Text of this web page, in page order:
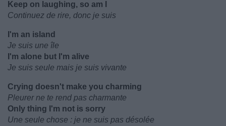
Keep on laughing, so am I
Continuez de rire, donc je suis
I'm an island
Je suis une île
I'm alone but I'm alive
Je suis seule mais je suis vivante
Crying doesn't make you charming
Pleurer ne te rend pas charmante
Only thing I'm not is sorry
Une seule chose : je ne suis pas désolée